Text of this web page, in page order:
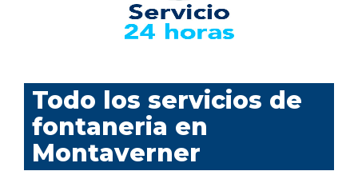
Todo los servicios de
fontaneria en
Montaverner